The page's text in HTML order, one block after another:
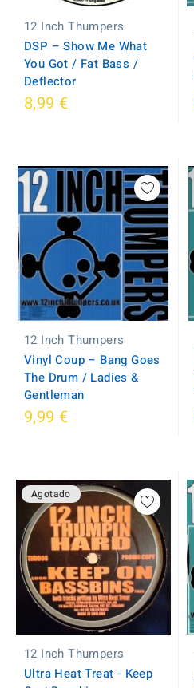
12 Inch Thumpers
DSP ‎– Show Me What
You Got / Fat Bass /
Deflector
8,99 €
12 Inch Thumpers
Vinyl Coup ‎– Bang Goes
The Drum / Ladies &
Gentleman
9,99 €
Agotado
12 Inch Thumpers
Ultra Heat Treat - Keep